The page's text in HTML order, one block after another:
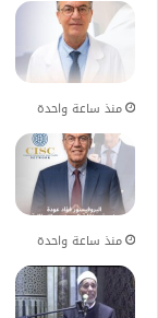
منذ ساعة واحدة
منذ ساعة واحدة